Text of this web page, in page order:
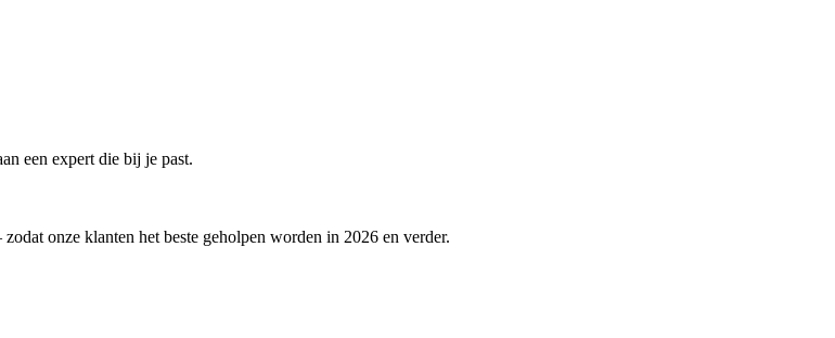
een expert die bij je past.
zodat onze klanten het beste geholpen worden in 2026 en verder.